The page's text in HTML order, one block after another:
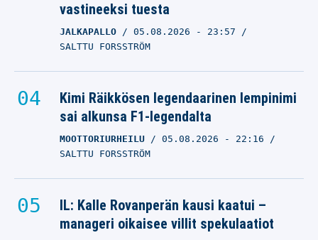
vastineeksi tuesta
JALKAPALLO 05.08.2026 - 23:57
SALTTU FORSSTRÖM
Kimi Räikkösen legendaarinen lempinimi
sai alkunsa F1-legendalta
MOOTTORIURHEILU 05.08.2026 - 22:16
SALTTU FORSSTRÖM
IL: Kalle Rovanperän kausi kaatui –
manageri oikaisee villit spekulaatiot